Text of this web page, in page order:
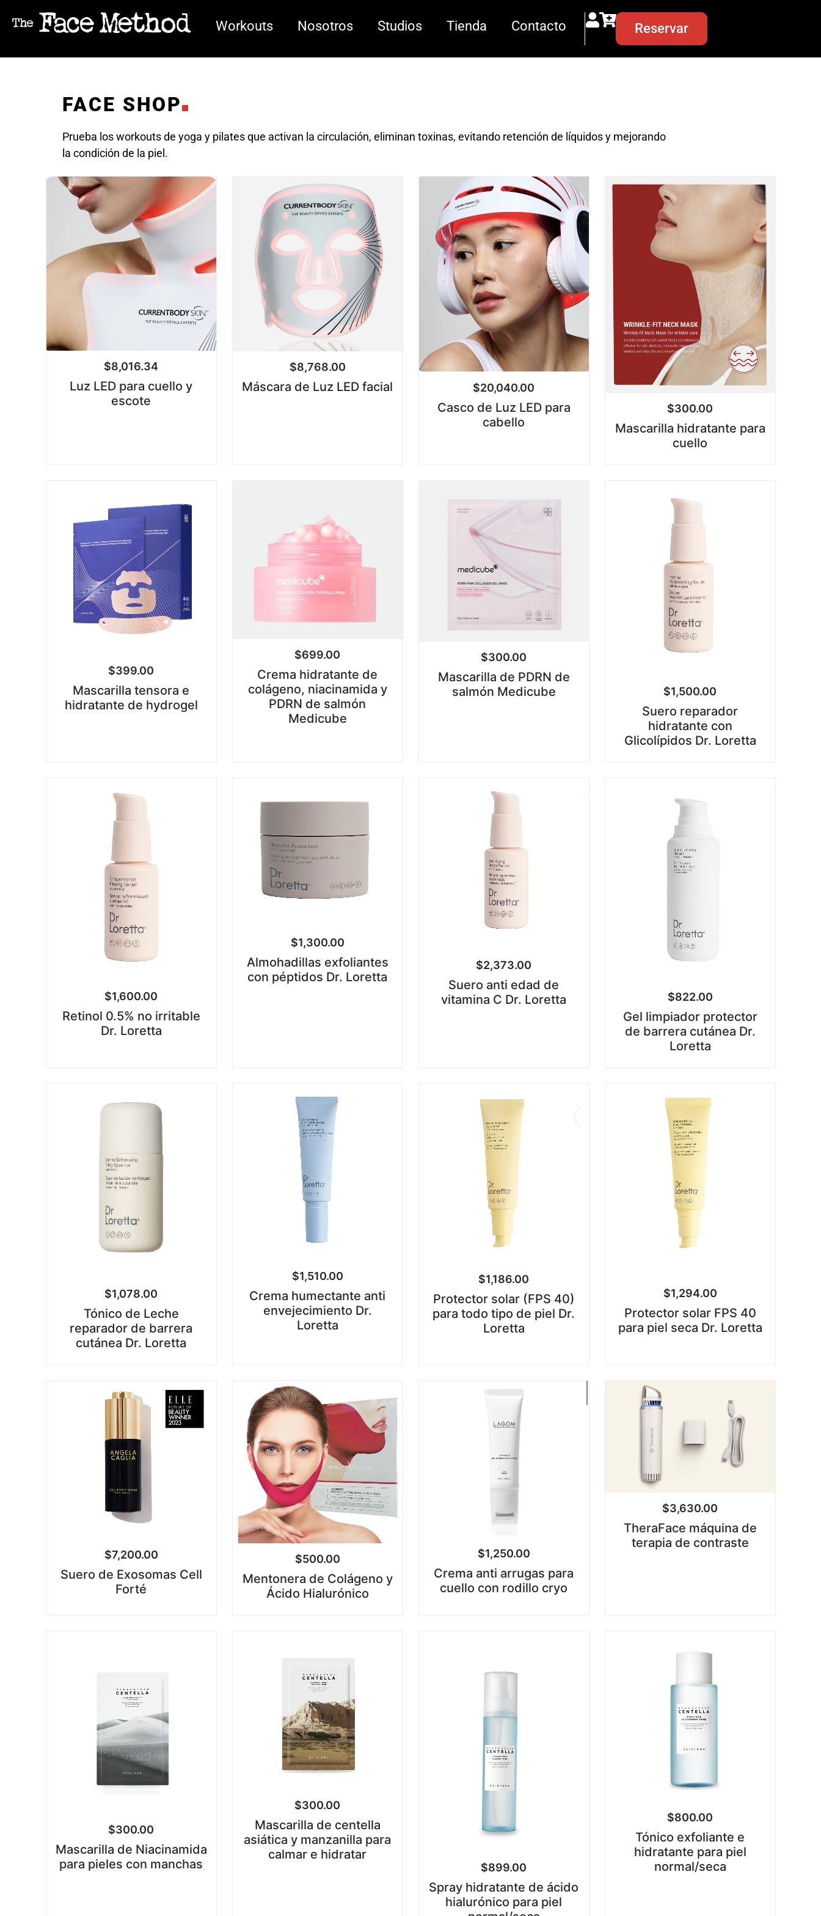
Workouts Nosotros Studios Tienda Contacto Reservar
FACE SHOP
Prueba los workouts de yoga y pilates que activan la circulación, eliminan toxinas, evitando retención de líquidos y mejorando
la condición de la piel.
$8,016.34
Luz LED para cuello y
escote
$8,768.00
Máscara de Luz LED facial $20,040.00
Casco de Luz LED para
cabello
$300.00
Mascarilla hidratante para
cuello
$399.00
Mascarilla tensora e
hidratante de hydrogel
$699.00
Crema hidratante de
colágeno, niacinamida y
PDRN de salmón
Medicube
$300.00
Mascarilla de PDRN de
salmón Medicube
$1,500.00
Suero reparador
hidratante con
Glicolípidos Dr. Loretta
$1,600.00
Retinol 0.5% no irritable
Dr. Loretta
$1,300.00
Almohadillas exfoliantes
con péptidos Dr. Loretta
$2,373.00
Suero anti edad de
vitamina C Dr. Loretta
$822.00
Gel limpiador protector
de barrera cutánea Dr.
Loretta
$1,078.00
Tónico de Leche
reparador de barrera
cutánea Dr. Loretta
$1,510.00
Crema humectante anti
envejecimiento Dr.
Loretta
$1,186.00
Protector solar (FPS 40)
para todo tipo de piel Dr.
Loretta
$1,294.00
Protector solar FPS 40
para piel seca Dr. Loretta
$7,200.00
Suero de Exosomas Cell
Forté
$500.00
Mentonera de Colágeno y
Ácido Hialurónico
$1,250.00
Crema anti arrugas para
cuello con rodillo cryo
$3,630.00
TheraFace máquina de
terapia de contraste
$300.00
Mascarilla de Niacinamida
para pieles con manchas
$300.00
Mascarilla de centella
asiática y manzanilla para
calmar e hidratar
$899.00
Spray hidratante de ácido
hialurónico para piel
$800.00
Tónico exfoliante e
hidratante para piel
normal/seca